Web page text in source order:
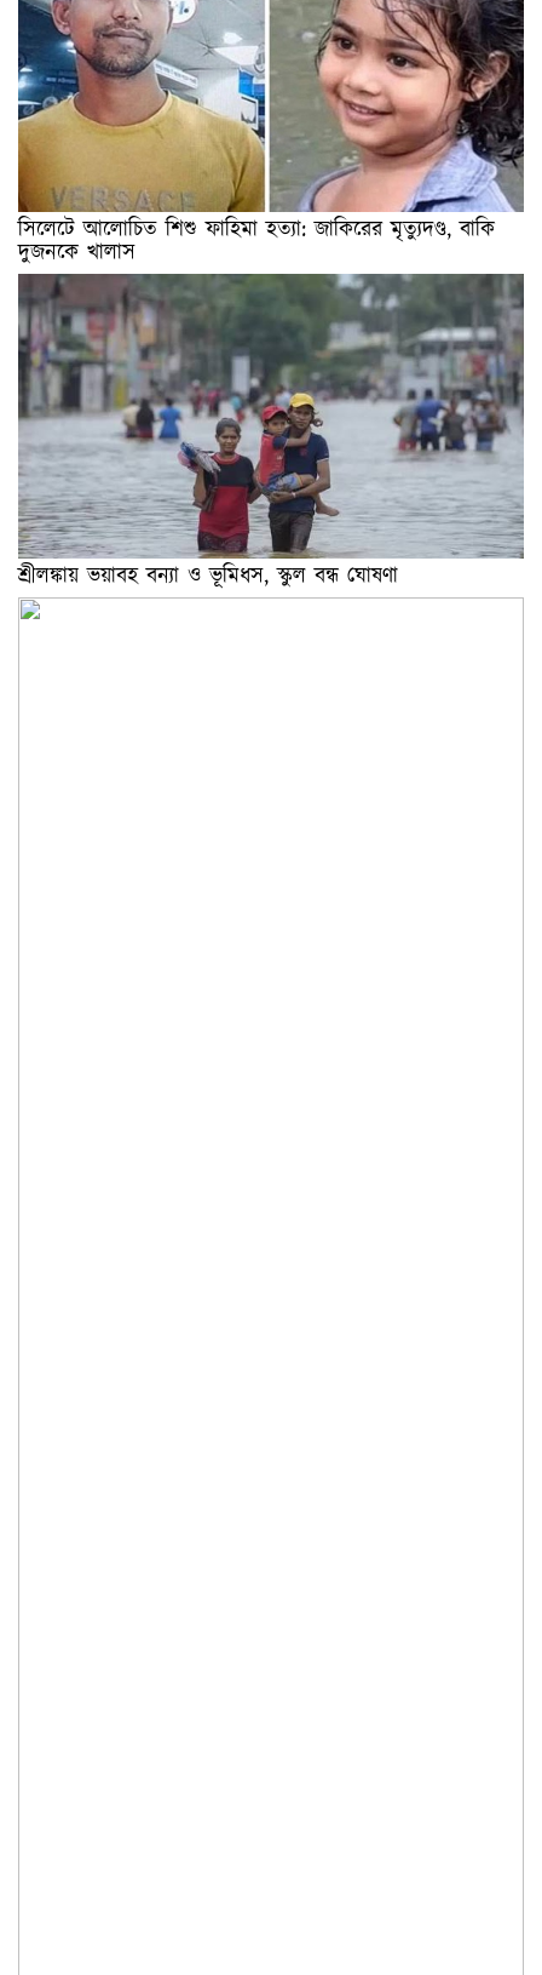
সিলেটে আলোচিত শিশু ফাহিমা হত্যা: জাকিরের মৃত্যুদণ্ড, বাকি
দুজনকে খালাস
শ্রীলঙ্কায় ভয়াবহ বন্যা ও ভূমিধস, স্কুল বন্ধ ঘোষণা